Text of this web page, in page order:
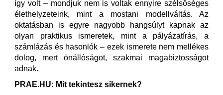
így volt – mondjuk nem is voltak ennyire szélsőséges
élethelyzeteink, mint a mostani modellváltás. Az
oktatásban is egyre nagyobb hangsúlyt kapnak az
olyan praktikus ismeretek, mint a pályázatírás, a
számlázás és hasonlók – ezek ismerete nem mellékes
dolog, mert önállóságot, szakmai magabiztosságot
adnak.
PRAE.HU: Mit tekintesz sikernek?